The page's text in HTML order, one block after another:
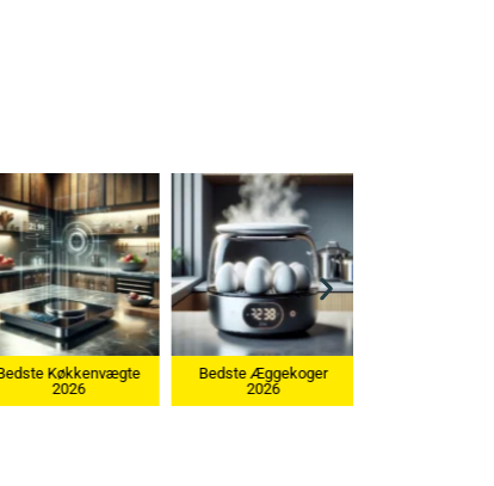
Bedste Æggekoger
Bedste Ismaskine 2026